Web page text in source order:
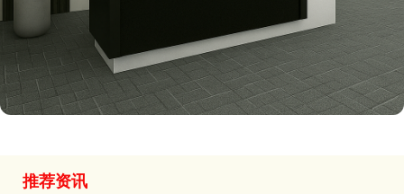
推荐资讯